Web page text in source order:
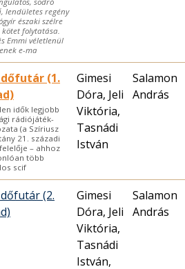
lendületes regény
északi szélre
kötet folytatása.
Emmi véletlenül
e-ma
(1.
idők legjobb
rádiójáték-
(a Szíriusz
21. századi
– ahhoz
több
scif
Gimesi
Dóra, Jeli
Viktória,
Tasnádi
István
Salamon
András
(2.
Gimesi
Dóra, Jeli
Viktória,
Tasnádi
István,
Salamon
András